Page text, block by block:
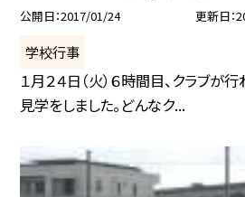
公開日 2017/01/24 更新日
学校行事
１月２４日（火）６時間目、クラブが
見学をしました。どんなク...